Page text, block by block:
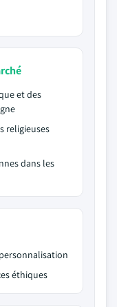
et des
religieuses
dans les
éthiques